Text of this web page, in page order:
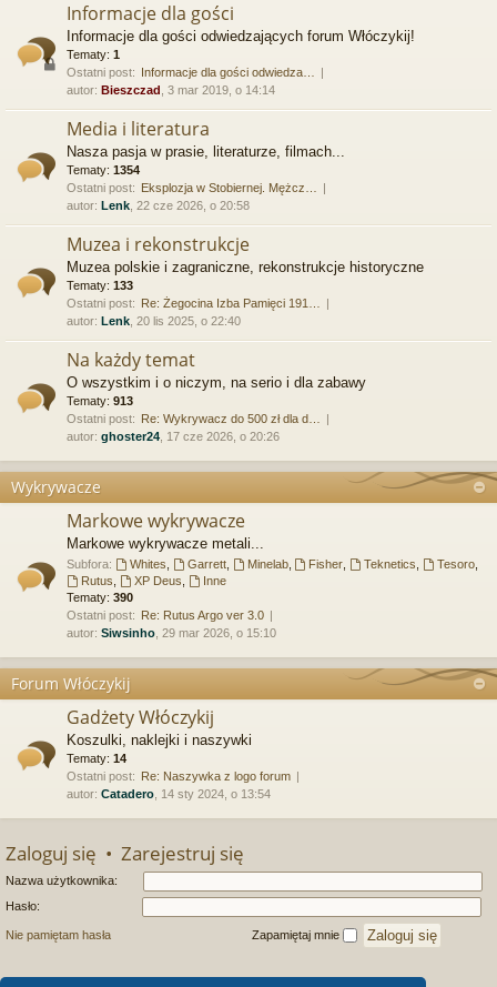
Informacje dla gości
Informacje dla gości odwiedzających forum Włóczykij!
Tematy: 1
Ostatni post: Informacje dla gości odwiedza…
autor: Bieszczad , 3 mar 2019, o 14:14
Media i literatura
Nasza pasja w prasie, literaturze, filmach...
Tematy: 1354
Ostatni post: Eksplozja w Stobiernej. Mężcz…
autor: Lenk , 22 cze 2026, o 20:58
Muzea i rekonstrukcje
Muzea polskie i zagraniczne, rekonstrukcje historyczne
Tematy: 133
Ostatni post: Re: Żegocina Izba Pamięci 191…
autor: Lenk , 20 lis 2025, o 22:40
Na każdy temat
O wszystkim i o niczym, na serio i dla zabawy
Tematy: 913
Ostatni post: Re: Wykrywacz do 500 zł dla d…
autor: ghoster24 , 17 cze 2026, o 20:26
Wykrywacze
Markowe wykrywacze
Markowe wykrywacze metali...
Subfora: Whites Garrett, Minelab, Fisher Teknetics Tesoro
Rutus
XP Deus
Inne
Tematy: 390
Ostatni post: Re: Rutus Argo ver 3.0
autor: Siwsinho , 29 mar 2026, o 15:10
Forum Włóczykij
Gadżety Włóczykij
Koszulki, naklejki i naszywki
Tematy: 14
Ostatni post: Re: Naszywka z logo forum
autor: Catadero , 14 sty 2024, o 13:54
Zaloguj się • Zarejestruj się
Nazwa użytkownika:
Hasło:
Nie pamiętam hasła Zapamiętaj mnie